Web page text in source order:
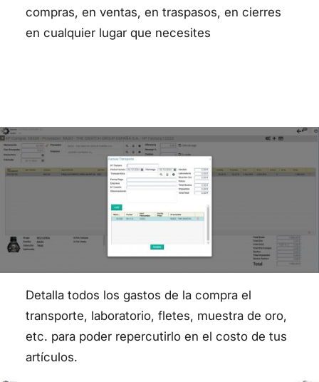
compras, en ventas, en traspasos, en cierres
en cualquier lugar que necesites
Detalla todos los gastos de la compra el
transporte, laboratorio, fletes, muestra de oro,
etc. para poder repercutirlo en el costo de tus
artículos.